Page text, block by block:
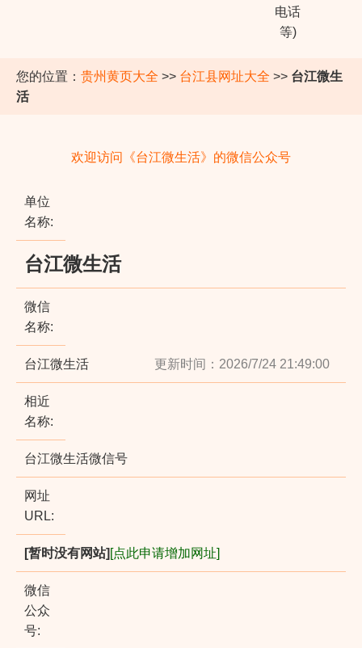
电话
等)
您的位置： 贵州黄页大全 >> 台江县网址大全 >> 台江微生
活
欢迎访问《台江微生活》的微信公众号
单位
名称:
台江微生活
微信
名称:
台江微生活 更新时间：2026/7/24 21:49:00
相近
名称:
台江微生活微信号
网址
URL:
[暂时没有网站] [点此申请增加网址]
微信
公众
号: